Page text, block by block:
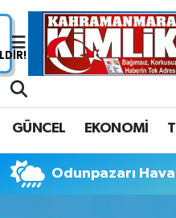
GÜNCEL EKONOMİ
Odunpazarı
Nöbetçi Eczaneler
Trafik Durumu